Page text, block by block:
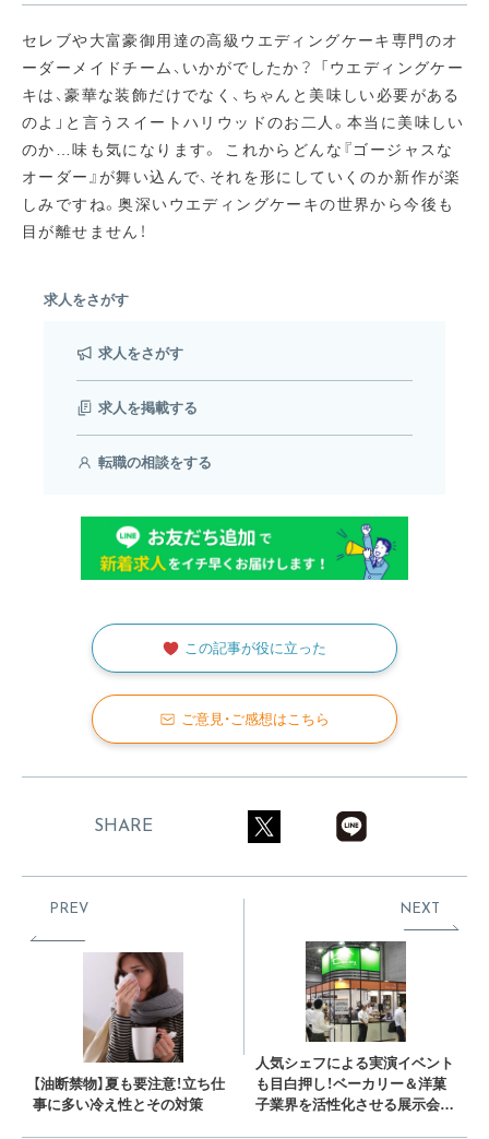
セレブや大富豪御用達の高級ウエディングケーキ専門のオ
ーダーメイドチーム、いかがでしたか？ 「ウエディングケー
キは、豪華な装飾だけでなく、ちゃんと美味しい必要がある
のよ」と言うスイートハリウッドのお二人。本当に美味しい
のか…味も気になります。 これからどんな『ゴージャスな
オーダー』が舞い込んで、それを形にしていくのか新作が楽
しみですね。奥深いウエディングケーキの世界から今後も
目が離せません！
求人をさがす
求人をさがす
求人を掲載する
転職の相談をする
この記事が役に立った
ご意見・ご感想はこちら
SHARE
PREV
【油断禁物】夏も要注意！立ち仕
事に多い冷え性とその対策
NEXT
人気シェフによる実演イベント
も目白押し！ベーカリー＆洋菓
子業界を活性化させる展示会